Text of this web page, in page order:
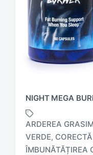
NIGHT MEGA
ARDEREA
VERDE,
ÎMBUNĂTĂȚIREA